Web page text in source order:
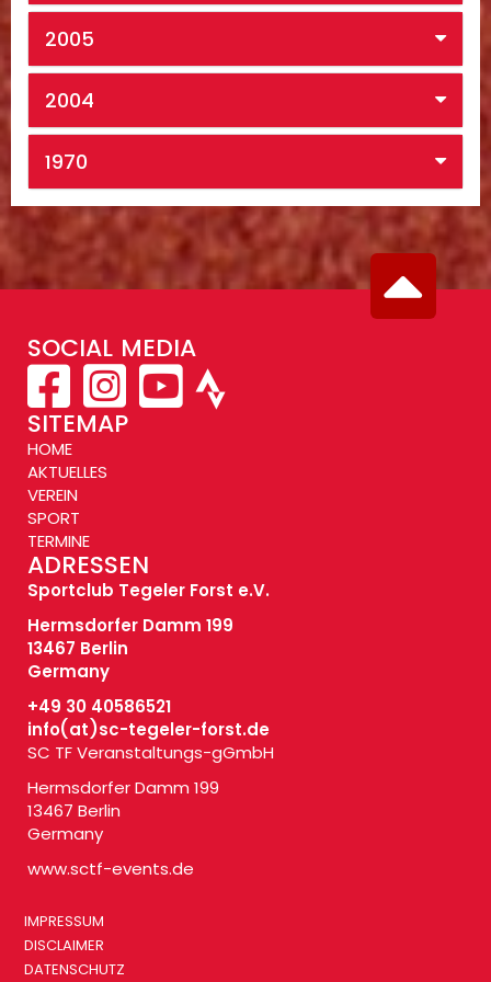
2005
2004
1970
SOCIAL MEDIA
SITEMAP
HOME
AKTUELLES
VEREIN
SPORT
TERMINE
ADRESSEN
Sportclub Tegeler Forst e.V.
Hermsdorfer Damm 199
13467 Berlin
Germany
+49 30 40586521
info(at)sc-tegeler-forst.de
SC TF Veranstaltungs-gGmbH
Hermsdorfer Damm 199
13467 Berlin
Germany
www.sctf-events.de
IMPRESSUM
DISCLAIMER
DATENSCHUTZ